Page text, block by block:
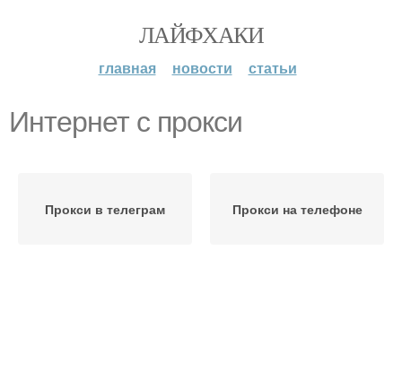
ЛАЙФХАКИ
главная новости статьи
Интернет с прокси
Прокси в телеграм Прокси на телефоне